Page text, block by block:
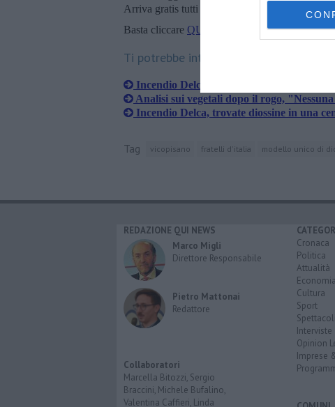
Arriva gratis tutti i giorni alle 20:00 direttamente
Basta cliccare QUI
Ti potrebbe interessare anche:
Incendio Delca e nuovi test, niente
Analisi sui vegetali dopo il rogo,
Incendio Delca, trovate diossine in una
Tag vicopisano fratelli d'italia modello unico di
REDAZIONE QUI NEWS
Marco Migli
Direttore Responsabile
Pietro Mattonai
Redattore
Collaboratori
Marcella Bitozzi, Sergio
Braccini, Michele Bufalino,
Valentina Caffieri, Linda
Cronaca
Politica
Attualità
Economia
Cultura
Sport
Spettacoli
Interviste
Opinion
Imprese